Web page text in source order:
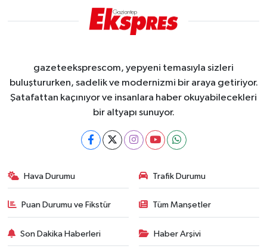
gazeteeksprescom, yepyeni temasıyla sizleri
buluştururken, sadelik ve modernizmi bir araya getiriyor.
Şatafattan kaçınıyor ve insanlara haber okuyabilecekleri
bir altyapı sunuyor.
Hava Durumu Trafik Durumu
Puan Durumu ve Fikstür Tüm Manşetler
Son Dakika Haberleri Haber Arşivi